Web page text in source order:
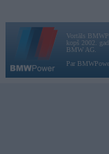
Vortāls
kopš 2002.
BMW AG.
Par